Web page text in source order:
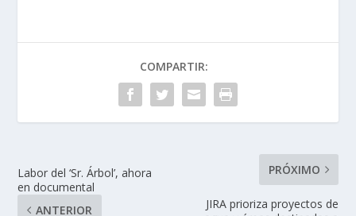
COMPARTIR:
Labor del ‘Sr. Árbol’, ahora
en documental
ANTERIOR
PRÓXIMO
JIRA prioriza proyectos de